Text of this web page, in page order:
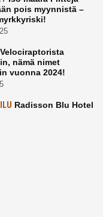
pois myynnistä –
nämä nimet
vuonna 2024!
Radisson Blu Hotel